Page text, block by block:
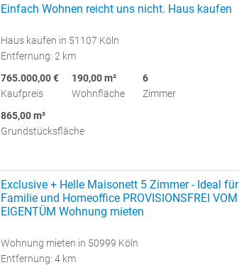
Einfach Wohnen reicht uns nicht. Haus kaufen
Haus kaufen in 51107 Köln
Entfernung: 2 km
765.000,00 €
Kaufpreis
190,00 m²
Wohnfläche
6
Zimmer
865,00 m²
Grundstücksfläche
Exclusive + Helle Maisonett 5 Zimmer - Ideal für
Familie und Homeoffice PROVISIONSFREI VOM
EIGENTÜM Wohnung mieten
Wohnung mieten in 50999 Köln
Entfernung: 4 km